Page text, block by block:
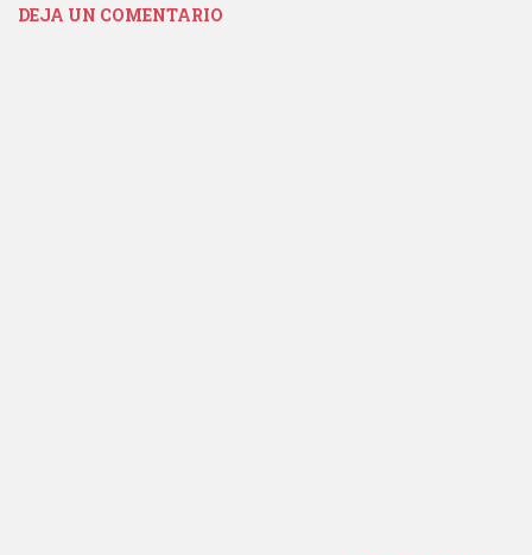
DEJA UN COMENTARIO